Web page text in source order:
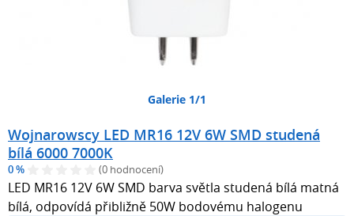
Galerie 1/1
Wojnarowscy LED MR16 12V 6W SMD studená
bílá 6000 7000K
0 % (0 hodnocení)
LED MR16 12V 6W SMD barva světla studená bílá matná
bílá, odpovídá přibližně 50W bodovému halogenu